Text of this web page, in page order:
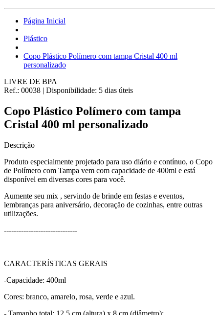
Página Inicial
Plástico
Copo Plástico Polímero com tampa Cristal 400 ml
personalizado
LIVRE DE BPA
Ref.: 00038 | Disponibilidade: 5 dias úteis
Copo Plástico Polímero com tampa
Cristal 400 ml personalizado
Descrição
Produto especialmente projetado para uso diário e contínuo, o Copo
de Polímero com Tampa vem com capacidade de 400ml e está
disponível em diversas cores para você.
Aumente seu mix , servindo de brinde em festas e eventos,
lembranças para aniversário, decoração de cozinhas, entre outras
utilizações.
------------------------------
CARACTERÍSTICAS GERAIS
-Capacidade: 400ml
Cores: branco, amarelo, rosa, verde e azul.
- Tamanho total: 12,5 cm (altura) x 8 cm (diâmetro);